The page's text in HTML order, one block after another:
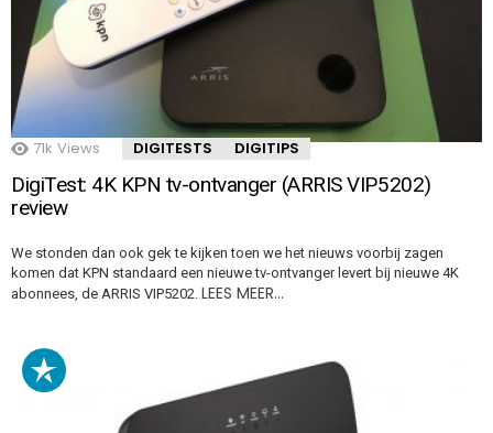
71k Views DIGITESTS DIGITIPS
DigiTest: 4K KPN tv-ontvanger (ARRIS VIP5202)
review
We stonden dan ook gek te kijken toen we het nieuws voorbij zagen
komen dat KPN standaard een nieuwe tv-ontvanger levert bij nieuwe 4K
abonnees, de ARRIS VIP5202. LEES MEER…